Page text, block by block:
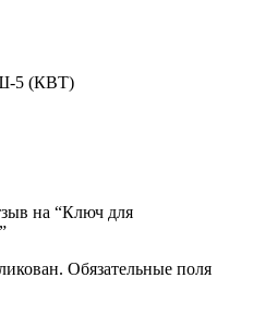
5 (КВТ)
на “Ключ для
Обязательные поля